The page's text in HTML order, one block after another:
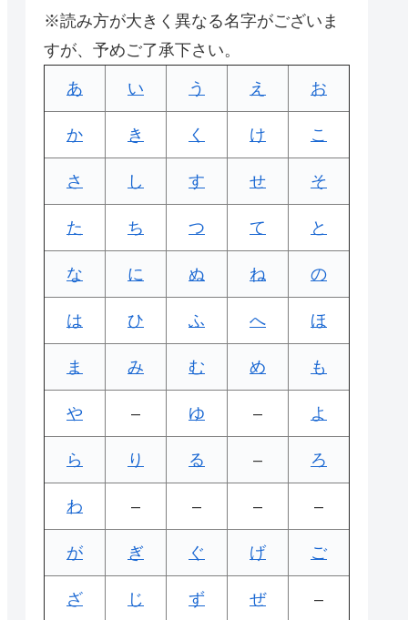
※読み方が大きく異なる名字がございま
すが、予めご了承下さい。
あ い う え お
か き く け こ
さ し す せ そ
た ち つ て と
な に ぬ ね の
は ひ ふ へ ほ
ま み む め も
や – ゆ – よ
ら り る – ろ
わ – – – –
が ぎ ぐ げ ご
ざ じ ず ぜ –